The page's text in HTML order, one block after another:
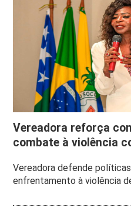
Vereadora reforça
combate à violência
Vereadora defende
enfrentamento à violência